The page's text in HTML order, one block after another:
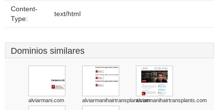
Content-
Type:
text/html
Dominios similares
alviarmani.com alviarmanihairtransplant.comalviarmanihairtransplants.com